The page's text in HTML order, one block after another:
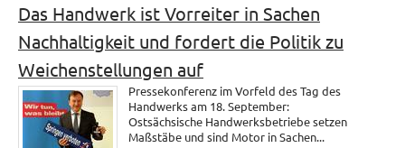
Das Handwerk ist Vorreiter in Sachen
Nachhaltigkeit und fordert die Politik zu
Weichenstellungen auf
Pressekonferenz im Vorfeld des Tag des
Handwerks am 18. September:
Ostsächsische Handwerksbetriebe setzen
Maßstäbe und sind Motor in Sachen...